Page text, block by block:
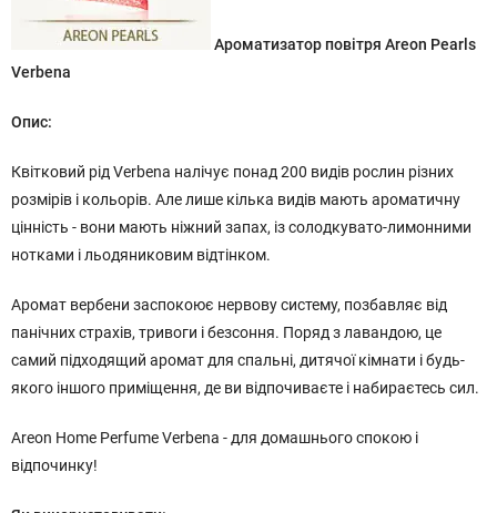
Ароматизатор повітря Areon Pearls
Verbena
Опис:
Квітковий рід Verbena налічує понад 200 видів рослин різних
розмірів і кольорів. Але лише кілька видів мають ароматичну
цінність - вони мають ніжний запах, із солодкувато-лимонними
нотками і льодяниковим відтінком.
Аромат вербени заспокоює нервову систему, позбавляє від
панічних страхів, тривоги і безсоння. Поряд з лавандою, це
самий підходящий аромат для спальні, дитячої кімнати і будь-
якого іншого приміщення, де ви відпочиваєте і набираєтесь сил.
Areon Home Perfume Verbena - для домашнього спокою і
відпочинку!